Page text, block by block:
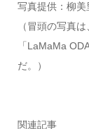
写真提供：柳美
（冒頭の写真
「LaMaMa
だ。）
関連記事